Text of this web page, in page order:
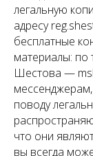
легальную
адресу
бесплатные
материалы: по
Шестова —
поводу
что они
вы всегда